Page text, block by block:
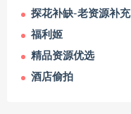
探花补缺-老资源补充
福利姬
精品资源优选
酒店偷拍